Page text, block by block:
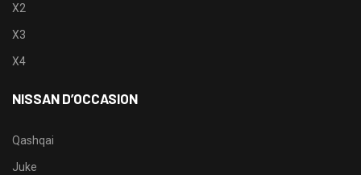
X2
X3
X4
NISSAN D’OCCASION
Qashqai
Juke